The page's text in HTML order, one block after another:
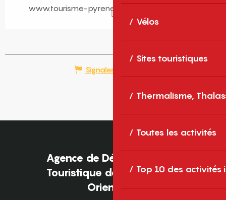
Vélos
Sites touristiques
Thermalisme,
Toutes les activités
Top 10 des activités
www.tourisme-pyrenees-mediterranee.com
Signaler une erreur
Agence de Développement
Touristique des Pyrénées-
Orientales